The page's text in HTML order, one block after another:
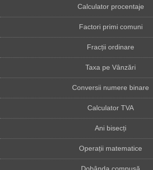
Calculator procentaje
Factori primi comuni
Fracții ordinare
Taxa pe Vânzări
Conversii numere binare
Calculator TVA
Ani bisecți
Operații matematice